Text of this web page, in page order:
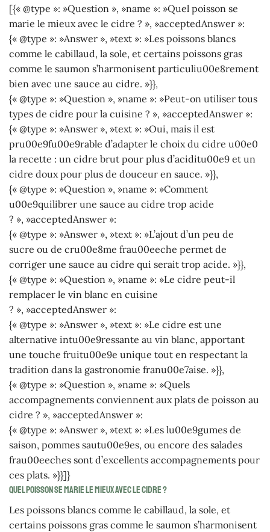
[{« @type »: »Question », »name »: »Quel poisson se
marie le mieux avec le cidre ? », »acceptedAnswer »:
{« @type »: »Answer », »text »: »Les poissons blancs
comme le cabillaud, la sole, et certains poissons gras
comme le saumon s’harmonisent particuliu00e8rement
bien avec une sauce au cidre. »}},
{« @type »: »Question », »name »: »Peut-on utiliser tous
types de cidre pour la cuisine ? », »acceptedAnswer »:
{« @type »: »Answer », »text »: »Oui, mais il est
pru00e9fu00e9rable d’adapter le choix du cidre u00e0
la recette : un cidre brut pour plus d’aciditu00e9 et un
cidre doux pour plus de douceur en sauce. »}},
{« @type »: »Question », »name »: »Comment
u00e9quilibrer une sauce au cidre trop acide
? », »acceptedAnswer »:
{« @type »: »Answer », »text »: »L’ajout d’un peu de
sucre ou de cru00e8me frau00eeche permet de
corriger une sauce au cidre qui serait trop acide. »}},
{« @type »: »Question », »name »: »Le cidre peut-il
remplacer le vin blanc en cuisine
? », »acceptedAnswer »:
{« @type »: »Answer », »text »: »Le cidre est une
alternative intu00e9ressante au vin blanc, apportant
une touche fruitu00e9e unique tout en respectant la
tradition dans la gastronomie franu00e7aise. »}},
{« @type »: »Question », »name »: »Quels
accompagnements conviennent aux plats de poisson au
cidre ? », »acceptedAnswer »:
{« @type »: »Answer », »text »: »Les lu00e9gumes de
saison, pommes sautu00e9es, ou encore des salades
frau00eeches sont d’excellents accompagnements pour
ces plats. »}}]}
Quel poisson se marie le mieux avec le cidre ?
Les poissons blancs comme le cabillaud, la sole, et
certains poissons gras comme le saumon s’harmonisent